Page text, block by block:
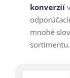
konverzií
mnohé
sortimentu.